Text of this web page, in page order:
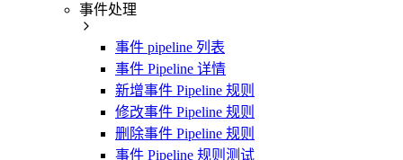
事件处理
事件 pipeline 列表
事件 Pipeline 详情
新增事件 Pipeline 规则
修改事件 Pipeline 规则
删除事件 Pipeline 规则
事件 Pipeline 规则测试